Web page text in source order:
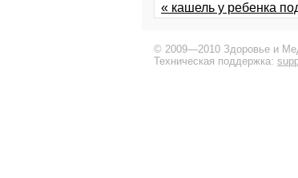
« кашель у ребенка
© 2009—2010 Здоровье и
Техническая поддержка: